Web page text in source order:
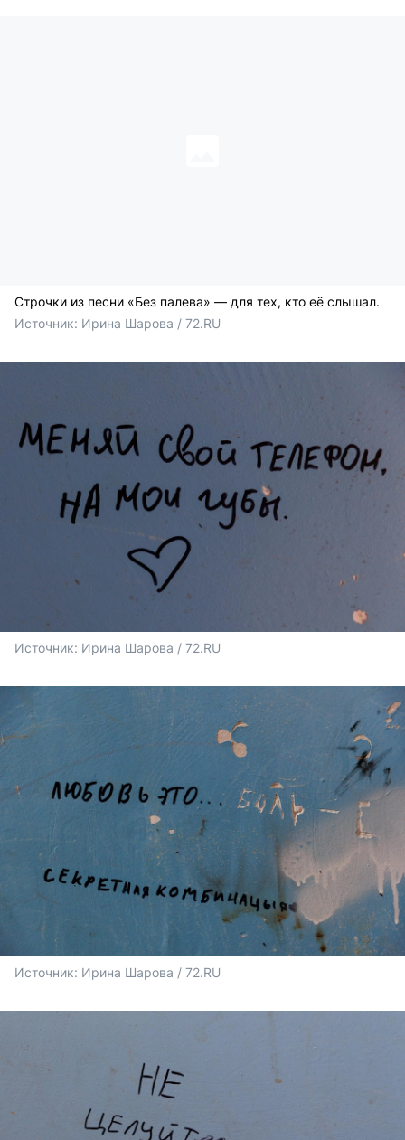
Строчки из песни «Без палева» — для тех, кто её слышал.
Источник: Ирина Шарова / 72.RU
Источник: Ирина Шарова / 72.RU
Источник: Ирина Шарова / 72.RU